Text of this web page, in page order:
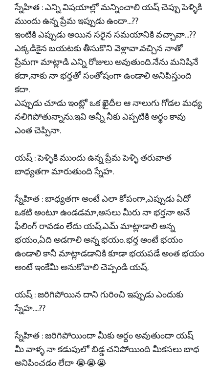
స్నేహిత : ఎన్ని విషయాల్లో మన్నించాలి యష్ చెప్పు పెళ్ళికి
ముందు ఉన్న ప్రేమ ఇప్పుడు ఉందా...??
ఇంటికి ఎప్పుడు అయిన సరైన సమయానికి వచ్చావా...??
ఎక్కడికైన బయటకు తీసుకొని వెళ్లావా.వచ్చిన నాతో
ప్రేమగా మాట్లాడి ఎన్ని రోజులు అవుతుంది.నేను మనిషినే
కదా,నాకు నా భర్తతో సంతోషంగా ఉండాలి అనిపిస్తుంది
కదా.
ఎప్పుడు చూడు ఇంట్లో ఒక ఖైదీల ఆ నాలుగు గోడల మధ్య
నలిగిపోతున్నాను.ఇవి అన్నీ నీకు ఎప్పటికి అర్థం కావు
ఎంత చెప్పినా.
యష్ : పెళ్ళికి ముందు ఉన్న ప్రేమ పెళ్ళి తరువాత
బాధ్యతగా మారుతుంది స్నేహ.
స్నేహిత : బాధ్యతగా అంటే ఎలా కోపంగా,ఎప్పుడు ఏదో
ఒకటి అంటూ ఉండడమా,అసలు మీరు నా భర్తనా అనే
ఫీలింగ్ రావడం లేదు యష్.ఎమ్ మాట్లాడాలి అన్న
భయం,ఏది అడగాలి అన్న భయం. భర్త అంటే భయం
ఉండాలి కానీ మాట్లాడడానికి కూడా భయపడే అంత భయం
అంటే ఇంకేమీ అనుకోవాలి చెప్పండి యష్.
యష్ : జరిగిపోయిన దాని గురించి ఇప్పుడు ఎందుకు
స్నేహ....??
స్నేహిత : జరిగిపోయిందా మీకు అర్దం అవుతుందా యష్
మీ వాళ్ళ నా కడుపులో బిడ్డ చనిపోయింది మీకసలు బాధ
అనిపించడం లేదా 😭😭😭